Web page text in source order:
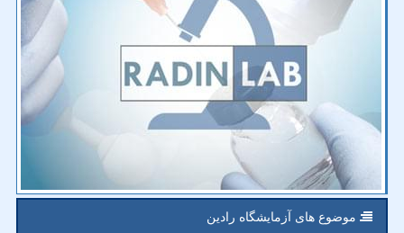
موضوع های آزمایشگاه رادین